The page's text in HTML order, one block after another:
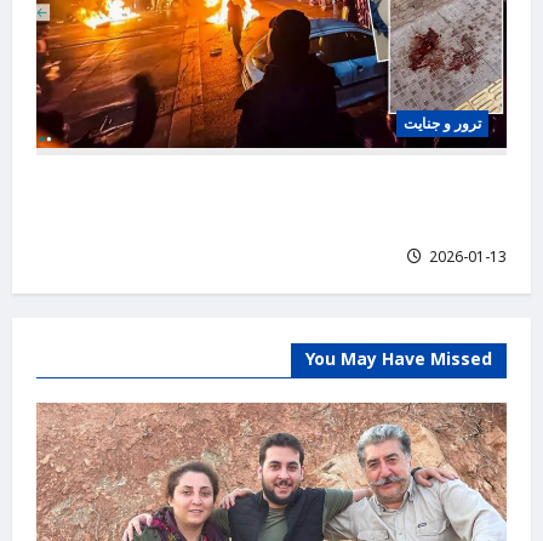
ترور و جنایت
2026-01-13
You May Have Missed